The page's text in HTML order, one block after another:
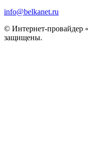
info@belkanet.ru
© Интернет-провайдер
защищены.